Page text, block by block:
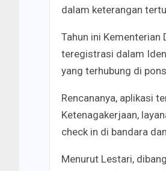
dalam keterangan
Tahun ini
teregistrasi dalam
yang terhubung di
Rencananya, aplikasi
Ketenagakerjaan,
check in di bandara
Menurut Lestari,